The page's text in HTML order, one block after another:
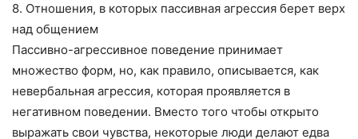
8. Отношения, в которых пассивная агрессия берет верх
над общением
Пассивно-агрессивное поведение принимает
множество форм, но, как правило, описывается, как
невербальная агрессия, которая проявляется в
негативном поведении. Вместо того чтобы открыто
выражать свои чувства, некоторые люди делают едва